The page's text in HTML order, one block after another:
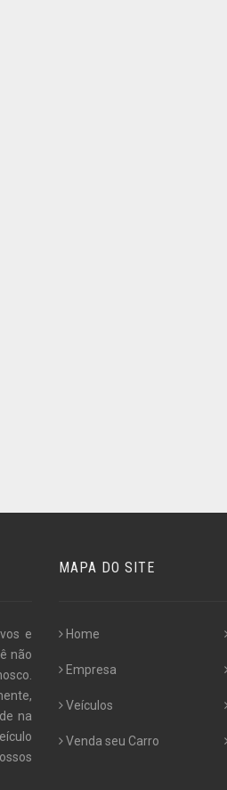
e
não
na
MAPA DO SITE
Home
Empresa
Veículos
Venda seu Carro